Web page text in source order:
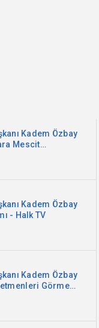
Kadem Özbay
Mescit
Kadem Özbay
- Halk TV
Kadem Özbay
Görmedi